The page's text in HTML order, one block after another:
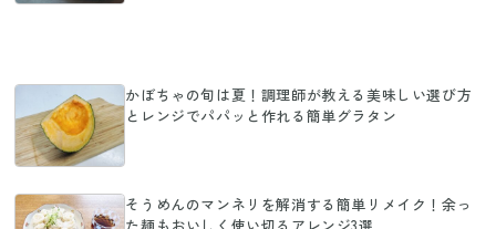
かぼちゃの旬は夏！調理師が教える美味しい選び方
とレンジでパパッと作れる簡単グラタン
そうめんのマンネリを解消する簡単リメイク！余っ
た麺もおいしく使い切るアレンジ3選